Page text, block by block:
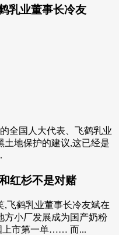
乳业董事长冷友
全国人大代表、飞鹤乳业
土地保护的建议,这已经是
红杉不是对赌
,飞鹤乳业董事长冷友斌在
方小厂发展成为国产奶粉
上市第一单…… 而...